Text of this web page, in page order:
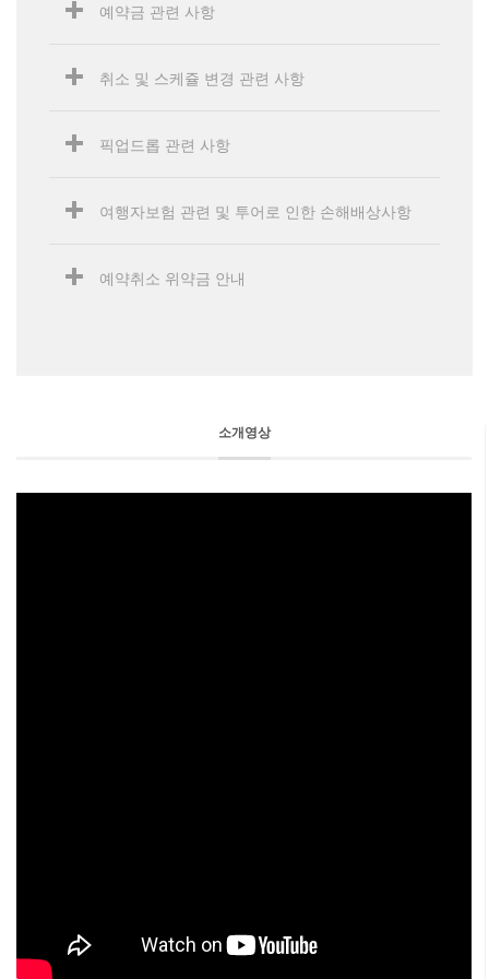
예약금 관련 사항
취소 및 스케쥴 변경 관련 사항
픽업드롭 관련 사항
여행자보험 관련 및 투어로 인한 손해배상사항
예약취소 위약금 안내
소개영상